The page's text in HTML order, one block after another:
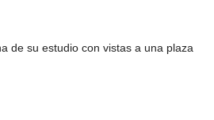
de su estudio con vistas a una plaza